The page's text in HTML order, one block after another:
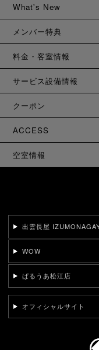
What's New
メンバー特典
料金・客室情報
サービス設備情報
クーポン
ACCESS
空室情報
出雲長屋
WOW
ぱるうあ松江店
オフィシャルサイト